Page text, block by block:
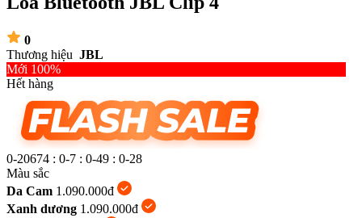
0
Thương hiệu JBL
Mới 100%
Hết hàng
0-20674 : 0-7 : 0-49 : 0-29
Màu sắc
Da Cam 1.090.000đ
Xanh dương 1.090.000đ